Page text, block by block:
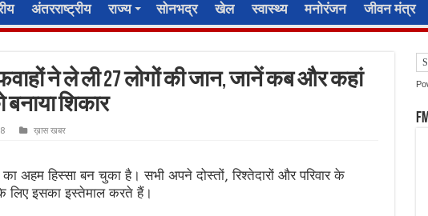
अंतरराष्ट्रीय राज्य सोनभद्र खेल स्वास्थ्य मनोरंजन जीवन मंत्र
ने ले ली 27 लोगों की जान, जानें कब और कहां
बनाया शिकार
ख़ास खबर
का अहम हिस्सा बन चुका है। सभी अपने दोस्तों, रिश्तेदारों और परिवार के
लिए इसका इस्तेमाल करते हैं।